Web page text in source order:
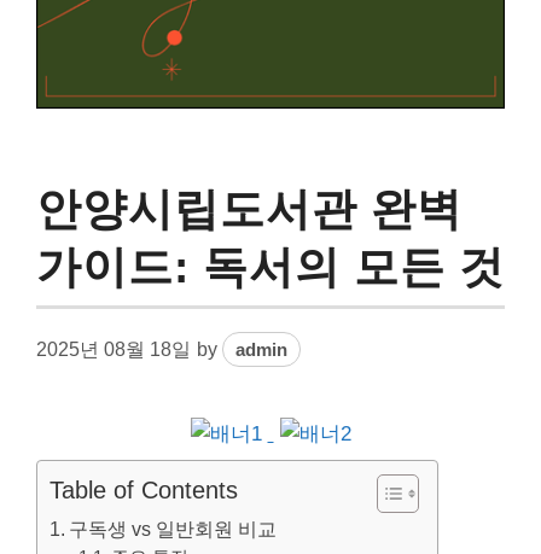
안양시립도서관 완벽
가이드: 독서의 모든 것
2025년 08월 18일 by admin
Table of Contents
구독생 vs 일반회원 비교